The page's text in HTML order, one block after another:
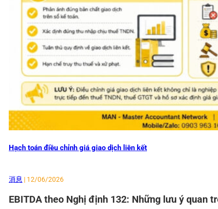
Hạch toán điều chỉnh giá giao dịch liên kết
消息 | 12/06/2026
EBITDA theo Nghị định 132: Những lưu ý quan